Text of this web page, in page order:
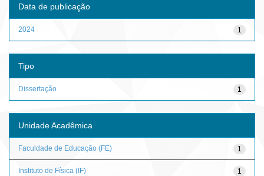
Data de publicação
1
2024
Tipo
1
Dissertação
Unidade Acadêmica
1
Faculdade de Educação (FE)
1
Instituto de Física (IF)